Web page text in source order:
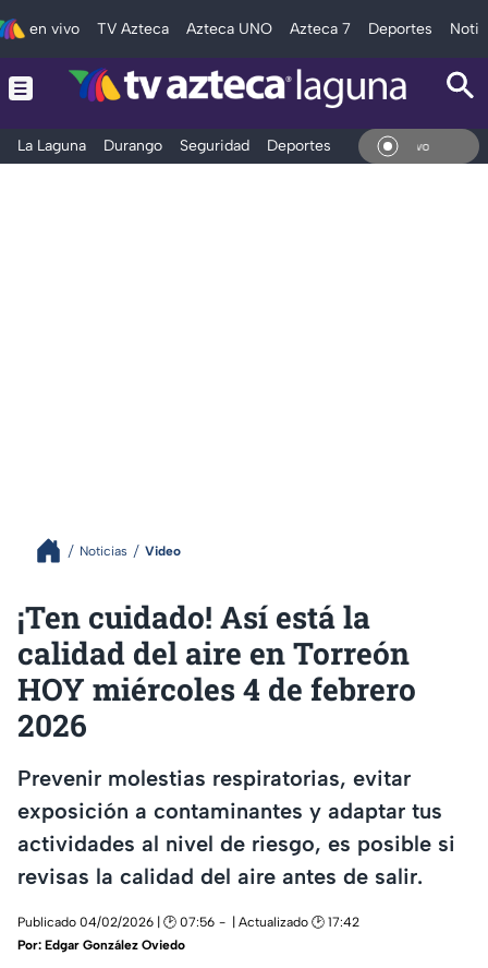
en vivo TV Azteca Azteca UNO Azteca 7 Deportes
La Laguna Durango Seguridad Deportes Entretenimiento En
Noticias Video
¡Ten cuidado! Así está la
calidad del aire en Torreón
HOY miércoles 4 de febrero
2026
Prevenir molestias respiratorias, evitar
exposición a contaminantes y adaptar tus
actividades al nivel de riesgo, es posible si
revisas la calidad del aire antes de salir.
Publicado 04/02/2026 | 🕑 07:56
| Actualizado 🕑 17:42
Por: Edgar González Oviedo